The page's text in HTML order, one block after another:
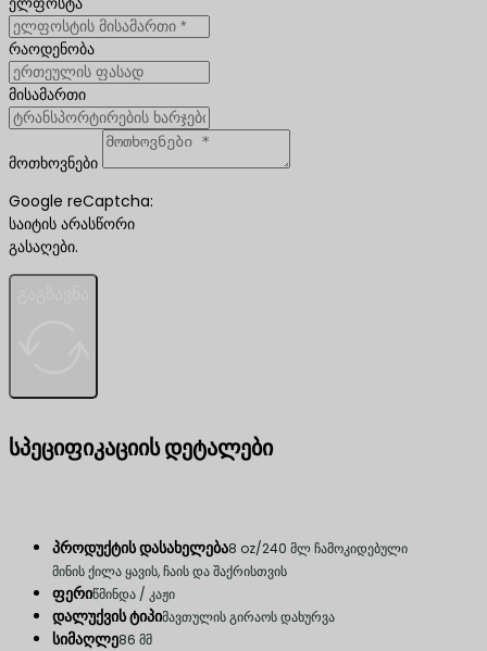
რაოდენობა
მისამართი
მოთხოვნები
Google reCaptcha:
საიტის არასწორი
გასაღები.
სპეციფიკაციის დეტალები
პროდუქტის დასახელება8 oz/240 მლ ჩამოკიდებული
მინის ქილა ყავის, ჩაის და შაქრისთვის
ფერიწმინდა / კაჟი
დალუქვის ტიპიმავთულის გირაოს დახურვა
სიმაღლე86 მმ